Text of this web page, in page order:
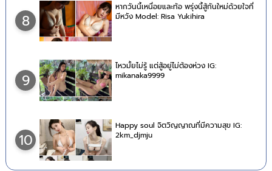
8
หากวันนี้เหนื่อยและท้อ พรุ่งนี้สู้กันใหม่ด้วยใจที่
มีหวัง Model: Risa Yukihira
9
ไหวมั้ยไม่รู้ แต่สู้อยู่ไม่ต้องห่วง IG:
mikanaka9999
10
Happy soul จิตวิญญาณที่มีความสุข IG:
2km_djmju